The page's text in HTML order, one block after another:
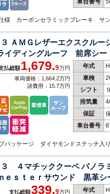
車台番号
様 カーボンセラミックブレーキ
ＡＭＧレザーエクスクル
イディングルーフ 前席シ
年式
車検
シフト
排気量
保証
車台番号
払総額1,679.9万円
車両価格：1,664.2万円
諸費用：15.7万円
パッケージ ダイヤモンドステッチ入
３ ４マチッククーペ パノ
ｓｔｅｒサウンド 黒革
Ｃ 禁煙
年式
支払総額339.9万円